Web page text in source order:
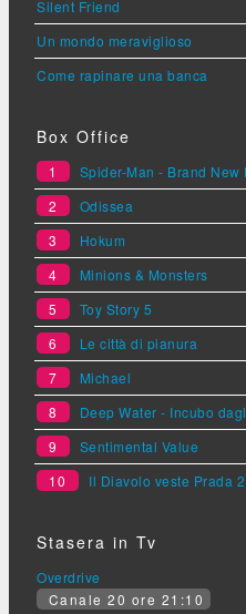
Silent Friend
Un mondo meraviglioso
Come rapinare una banca
Box Office
1
Spider-Man - Brand New
2
Odissea
3
Hokum
4
Minions & Monsters
5
Toy Story 5
6
Le città di pianura
7
Michael
8
Deep Water - Incubo
9
Sentimental Value
10
Il Diavolo veste Prada 2
Stasera in Tv
Overdrive
Canale 20 ore 21:10